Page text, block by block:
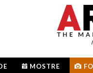
MOSTRE